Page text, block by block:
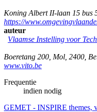
Koning Albert II-laan 15 bus
https://
auteur
Vlaamse Instelling voor
Boeretang 200 Mol 2400
www.vito.be
Frequentie
indien nodig
GEMET - INSPIRE themes,